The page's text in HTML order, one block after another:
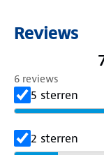
MUV USB.
Reviews
6 reviews
5 sterren
2 sterren